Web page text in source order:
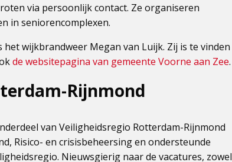
via persoonlijk contact. Ze organiseren
in seniorencomplexen.
wijkbrandweer Megan van Luijk. Zij is te vinden
de websitepagina van gemeente Voorne aan Zee.
Rijnmond
van Veiligheidsregio Rotterdam-Rijnmond
Risico- en crisisbeheersing en ondersteunde
Nieuwsgierig naar de vacatures, zowel